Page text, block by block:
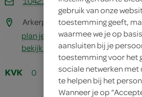
Arkerpoort 9 3861 PS Nijkerk
plan je route
bekijk meer vestigingen
KVK 0
gebruik van onze
toestemming geeft,
waarmee we je op
aansluiten bij je
toestemming voor het
sociale netwerken met
te helpen bij het
Wanneer je op